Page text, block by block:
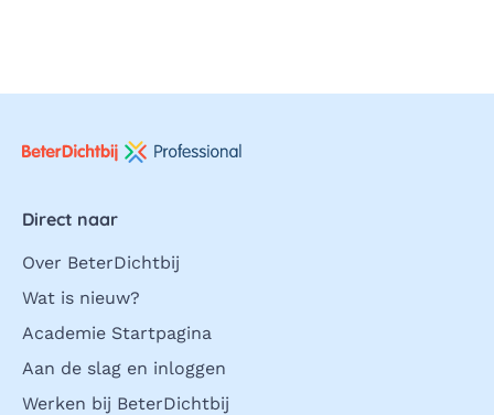
Direct naar
Over BeterDichtbij
Wat is nieuw?
Academie Startpagina
Aan de slag en inloggen
Werken bij BeterDichtbij